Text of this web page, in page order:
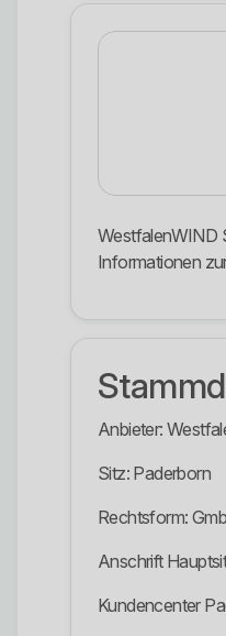
WestfalenWIND
Informationen
Anbieter:
Sitz: Paderborn
Rechtsform:
Anschrift
Kundencenter